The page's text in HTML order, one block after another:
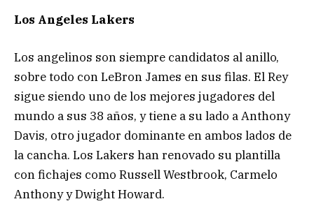
Los Angeles Lakers
Los angelinos son siempre candidatos al anillo,
sobre todo con LeBron James en sus filas. El Rey
sigue siendo uno de los mejores jugadores del
mundo a sus 38 años, y tiene a su lado a Anthony
Davis, otro jugador dominante en ambos lados de
la cancha. Los Lakers han renovado su plantilla
con fichajes como Russell Westbrook, Carmelo
Anthony y Dwight Howard.